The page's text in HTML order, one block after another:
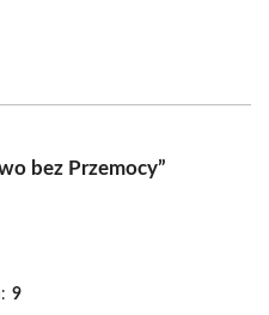
bez Przemocy”
9